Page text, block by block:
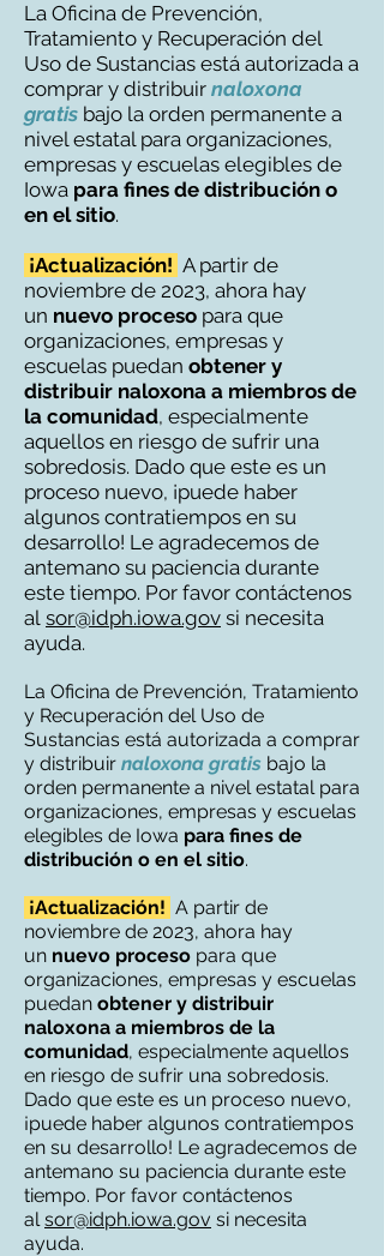
La Oficina de Prevención,
Tratamiento y Recuperación del
Uso de Sustancias está autorizada a
comprar y distribuir naloxona
gratis bajo la orden permanente a
nivel estatal para organizaciones,
empresas y escuelas elegibles de
Iowa para fines de distribución o
en el sitio.
¡Actualización! A partir de
noviembre de 2023, ahora hay
un nuevo proceso para que
organizaciones, empresas y
escuelas puedan obtener y
distribuir naloxona a miembros de
la comunidad, especialmente
aquellos en riesgo de sufrir una
sobredosis. Dado que este es un
proceso nuevo, ¡puede haber
algunos contratiempos en su
desarrollo! Le agradecemos de
antemano su paciencia durante
este tiempo. Por favor contáctenos
al sor@idph.iowa.gov si necesita
ayuda.
La Oficina de Prevención, Tratamiento
y Recuperación del Uso de
Sustancias está autorizada a comprar
y distribuir naloxona gratis bajo la
orden permanente a nivel estatal para
organizaciones, empresas y escuelas
elegibles de Iowa para fines de
distribución o en el sitio.
¡Actualización! A partir de
noviembre de 2023, ahora hay
un nuevo proceso para que
organizaciones, empresas y escuelas
puedan obtener y distribuir
naloxona a miembros de la
comunidad, especialmente aquellos
en riesgo de sufrir una sobredosis.
Dado que este es un proceso nuevo,
¡puede haber algunos contratiempos
en su desarrollo! Le agradecemos de
antemano su paciencia durante este
tiempo. Por favor contáctenos
alsor@idph.iowa.gov si necesita
ayuda.